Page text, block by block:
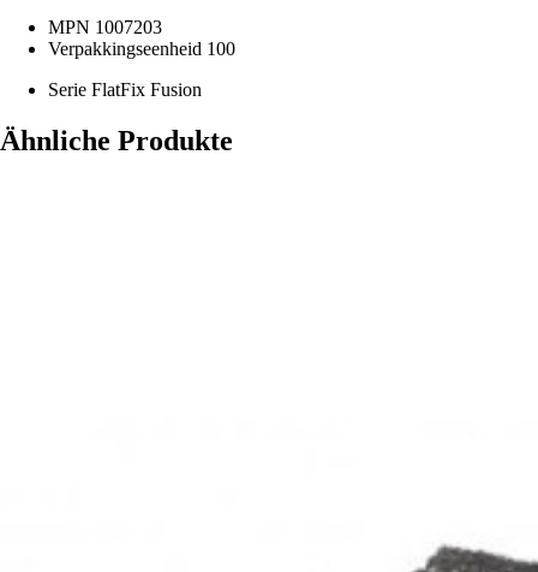
MPN 1007203
Verpakkingseenheid 100
Serie FlatFix Fusion
Ähnliche Produkte